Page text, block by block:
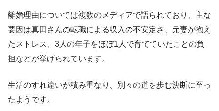
離婚理由については複数のメディアで語られており、主な
要因は真田さんの転職による収入の不安定さ、元妻が抱え
たストレス、3人の年子をほぼ1人で育てていたことの負
担などが挙げられています。
生活のすれ違いが積み重なり、別々の道を歩む決断に至っ
たようです。